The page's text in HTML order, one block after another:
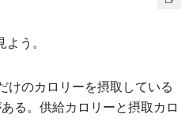
う。
けのカロリーを摂取している
る。供給カロリーと摂取カロ